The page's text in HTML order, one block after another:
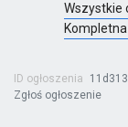
Wszystkie
ID ogłoszenia
Zgłoś ogłoszenie